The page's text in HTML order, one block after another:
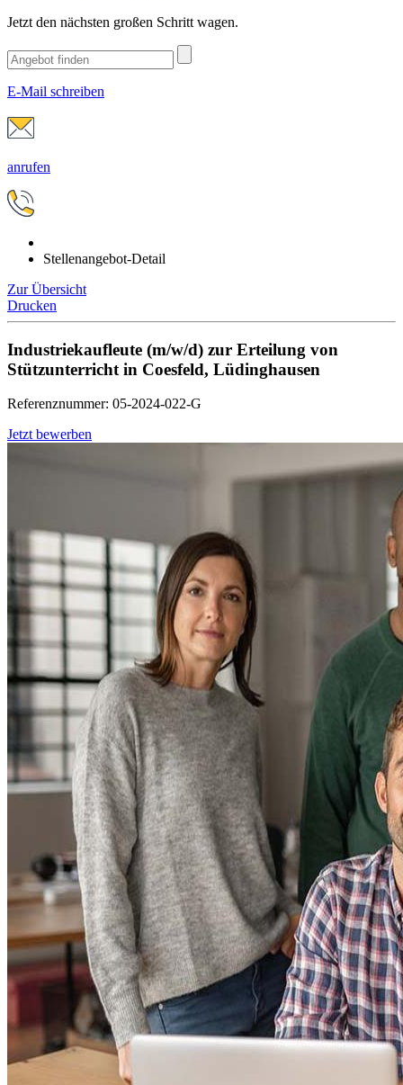
Jetzt den nächsten großen Schritt wagen.
E-Mail schreiben
anrufen
Stellenangebot-Detail
Zur Übersicht
Drucken
Industriekaufleute (m/w/d) zur Erteilung von
Stützunterricht in Coesfeld, Lüdinghausen
Referenznummer: 05-2024-022-G
Jetzt bewerben